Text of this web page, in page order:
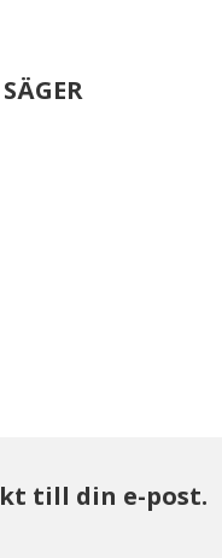
till din e-post.